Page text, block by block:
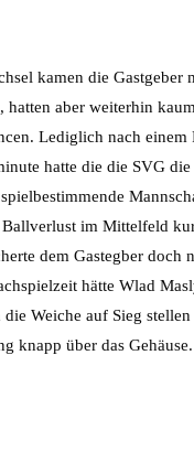
kamen die Gastgeber
hatten aber weiterhin kaum
Lediglich nach einem
hatte die die SVG
Ballverlust im Mittelfeld
dem Gastegber doch
hätte Wlad
Weiche auf Sieg
knapp über das Gehäuse.